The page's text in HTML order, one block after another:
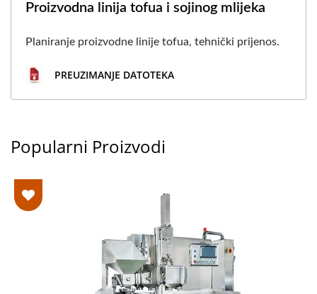
Proizvodna linija tofua i sojinog mlijeka
Planiranje proizvodne linije tofua, tehnički prijenos.
PREUZIMANJE DATOTEKA
Popularni Proizvodi